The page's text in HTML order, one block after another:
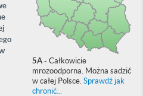
5A- Całkowicie
mrozoodporna. Można sadzić
w całej Polsce. Sprawdź jak
chronić...